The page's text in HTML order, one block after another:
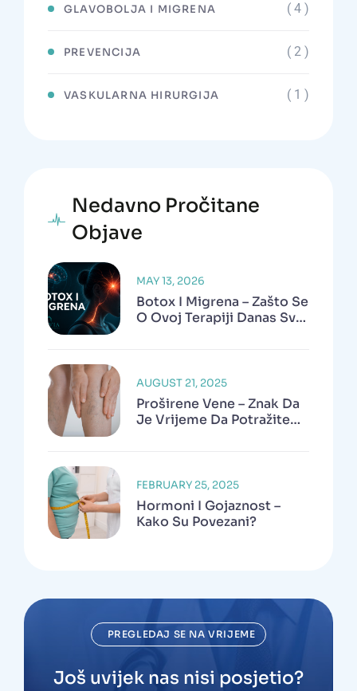
GLAVOBOLJA I MIGRENA ( 4 )
PREVENCIJA ( 2 )
VASKULARNA HIRURGIJA ( 1 )
Nedavno Pročitane
Objave
Botox I Migrena – Zašto Se
O Ovoj Terapiji Danas Sve
MAY 13, 2026
Proširene Vene – Znak Da
Je Vrijeme Da Potražite
AUGUST 21, 2025
Hormoni I Gojaznost –
Kako Su Povezani?
FEBRUARY 25, 2025
PREGLEDAJ SE NA VRIJEME
Još uvijek nas nisi posjetio?